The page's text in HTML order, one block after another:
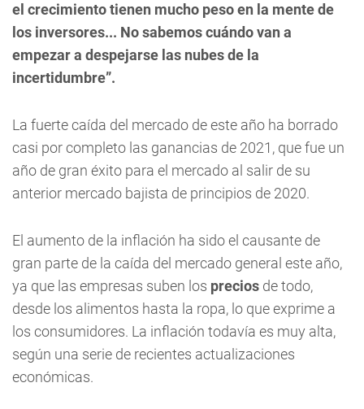
el crecimiento tienen mucho peso en la mente de
los inversores... No sabemos cuándo van a
empezar a despejarse las nubes de la
incertidumbre”.
La fuerte caída del mercado de este año ha borrado
casi por completo las ganancias de 2021, que fue un
año de gran éxito para el mercado al salir de su
anterior mercado bajista de principios de 2020.
El aumento de la inflación ha sido el causante de
gran parte de la caída del mercado general este año,
ya que las empresas suben los precios de todo,
desde los alimentos hasta la ropa, lo que exprime a
los consumidores. La inflación todavía es muy alta,
según una serie de recientes actualizaciones
económicas.